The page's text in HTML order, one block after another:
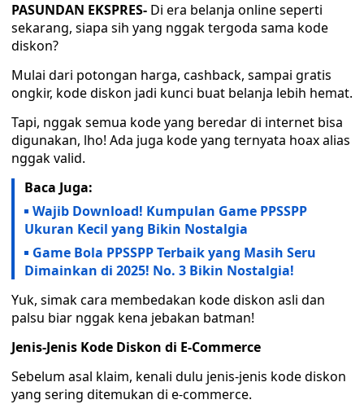
PASUNDAN EKSPRES- Di era belanja online seperti
sekarang, siapa sih yang nggak tergoda sama kode
diskon?
Mulai dari potongan harga, cashback, sampai gratis
ongkir, kode diskon jadi kunci buat belanja lebih hemat.
Tapi, nggak semua kode yang beredar di internet bisa
digunakan, lho! Ada juga kode yang ternyata hoax alias
nggak valid.
Baca Juga:
Wajib Download! Kumpulan Game PPSSPP
Ukuran Kecil yang Bikin Nostalgia
Game Bola PPSSPP Terbaik yang Masih Seru
Dimainkan di 2025! No. 3 Bikin Nostalgia!
Yuk, simak cara membedakan kode diskon asli dan
palsu biar nggak kena jebakan batman!
Jenis-Jenis Kode Diskon di E-Commerce
Sebelum asal klaim, kenali dulu jenis-jenis kode diskon
yang sering ditemukan di e-commerce.